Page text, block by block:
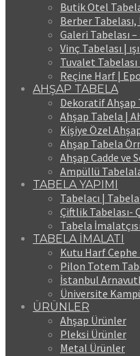
Butik Otel
Berber
Galeri Tabelası
Vinç Tabelası |
Tuvalet
Reçine Harf |
AHŞAP TABELA
Dekoratif Ahşap
Ahşap Tabela |
Kişiye Özel
Ahşap Tabela
Ahşap Cadde ve
Ampüllü
TABELA YAPIMI
Tabelacı |
Çiftlik Tabelası-
Tabela
TABELA İMALATI
Kutu Harf
Pilon Totem
İstanbul
Üniversite
ÜRÜNLER
Ahşap Ürünler
Pleksi Ürünler
Metal Ürünler